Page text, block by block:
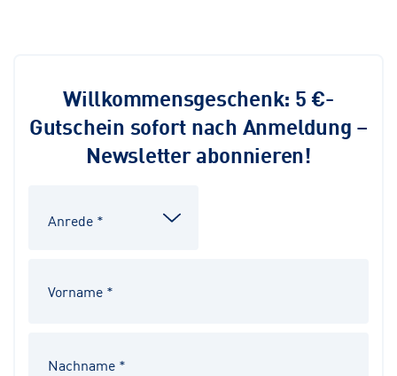
Willkommensgeschenk: 5 €-
Gutschein sofort nach Anmeldung –
Newsletter abonnieren!